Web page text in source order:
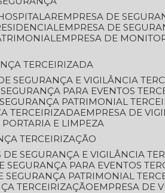
EMPRESA DE
EMPRESA DE
EMPRESA DE
TERCEIRIZADA
DE SEGURANÇA E VIGILÂNCIA
SEGURANÇA PARA EVENTOS
SEGURANÇA PATRIMONIAL
TERCEIRIZADA
EMPRESA DE
PORTARIA E LIMPEZA
TERCEIRIZAÇÃO
DE SEGURANÇA E VIGILÂNCIA
SEGURANÇA PARA EVENTOS
SEGURANÇA PATRIMONIAL
TERCEIRIZAÇÃO
EMPRESA DE